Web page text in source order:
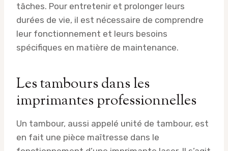
tâches. Pour entretenir et prolonger leurs
durées de vie, il est nécessaire de comprendre
leur fonctionnement et leurs besoins
spécifiques en matière de maintenance.
Les tambours dans les
imprimantes professionnelles
Un tambour, aussi appelé unité de tambour, est
en fait une pièce maîtresse dans le